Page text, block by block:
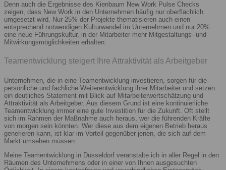
Denn auch die Ergebnisse des Kienbaum New Work Pulse Checks
zeigen, dass New Work in den Unternehmen häufig nur oberflächlich
umgesetzt wird. Nur 25% der Projekte thematisieren auch einen
entsprechend notwendigen Kulturwandel im Unternehmen und nur 20%
eine neue Führungskultur, in der Mitarbeiter mehr Mitgestaltungs- und
Mitwirkungsmöglichkeiten erhalten.
Teamentwicklung steigert Ihre Attraktivität als Arbeitgeber
Unternehmen, die in eine Teamentwicklung investieren, sorgen für die
persönliche und fachliche Weiterentwicklung ihrer Mitarbeiter und setzen
ein deutliches Statement mit Blick auf Mitarbeiterwertschätzung und
Attraktivität als Arbeitgeber. Aus diesem Grund ist eine kontinuierliche
Teamentwicklung immer eine gute Investition für die Zukunft. Oft stellt
sich im Rahmen der Maßnahme auch heraus, wer die führenden Kräfte
von morgen sein könnten. Wer diese aus dem eigenen Betrieb heraus
generieren kann, ist klar im Vorteil gegenüber jenen, die sich auf dem
Markt umsehen müssen.
Meine Teamentwicklung in Düsseldorf veranstalte ich in aller Regel in den
Räumen des Unternehmens oder in einer von Ihnen ausgesuchten